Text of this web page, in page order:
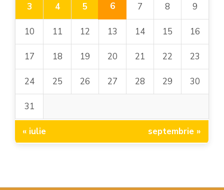
3 4 5 6 7 8 9
10 11 12 13 14 15 16
17 18 19 20 21 22 23
24 25 26 27 28 29 30
31
« iulie septembrie »